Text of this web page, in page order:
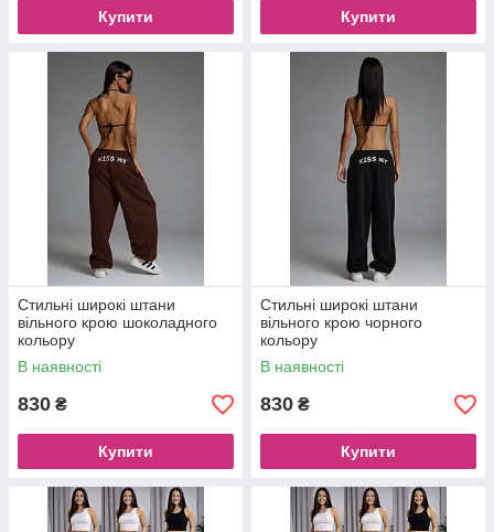
Купити Купити
Стильні широкі штани
вільного крою шоколадного
кольору
В наявності
830 ₴
Купити
Стильні широкі штани
вільного крою чорного
кольору
В наявності
830 ₴
Купити